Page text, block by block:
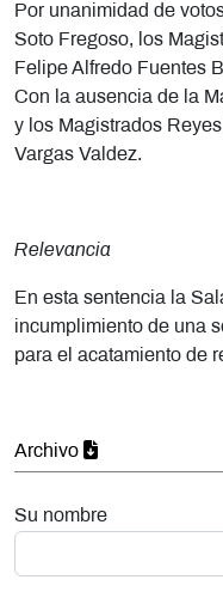
Por unanimidad de
Soto Fregoso, los
Felipe Alfredo Fuentes
Con la ausencia de la
y los Magistrados
Vargas Valdez.
Relevancia
En esta sentencia la
incumplimiento de una
para el acatamiento de
Archivo
Su nombre